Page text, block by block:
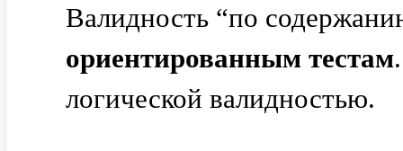
Валидность “по
ориентированным тестам
логической валидностью.